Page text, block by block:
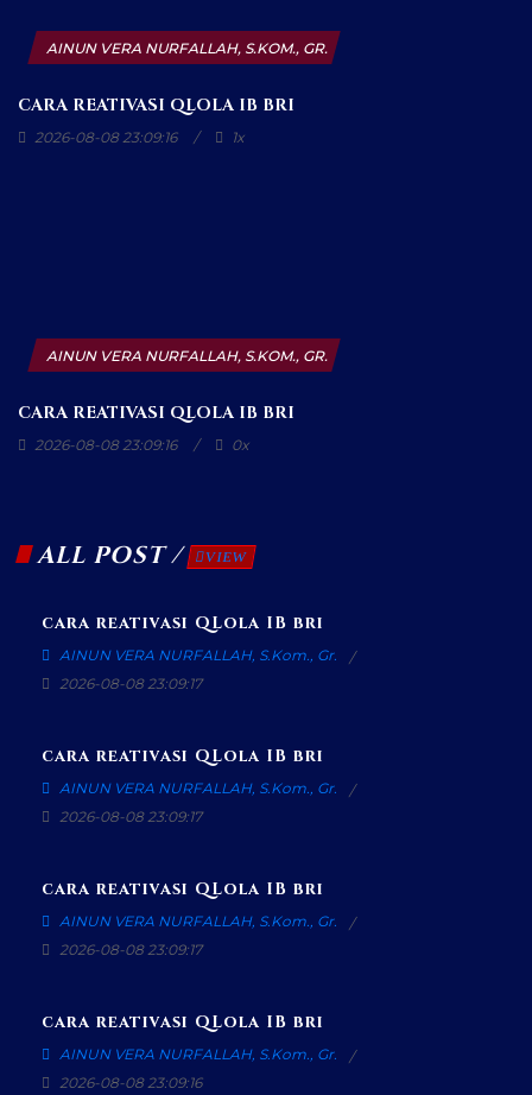
AINUN VERA NURFALLAH, S.KOM., GR.
CARA REATIVASI QLOLA IB BRI
2026-08-08 23:09:16 1x
AINUN VERA NURFALLAH, S.KOM., GR.
CARA REATIVASI QLOLA IB BRI
2026-08-08 23:09:16 0x
ALL POST / VIEW
cara reativasi QLola IB bri
AINUN VERA NURFALLAH, S.Kom., Gr.
2026-08-08 23:09:17
cara reativasi QLola IB bri
AINUN VERA NURFALLAH, S.Kom., Gr.
2026-08-08 23:09:17
cara reativasi QLola IB bri
AINUN VERA NURFALLAH, S.Kom., Gr.
2026-08-08 23:09:17
cara reativasi QLola IB bri
AINUN VERA NURFALLAH, S.Kom., Gr.
2026-08-08 23:09:16